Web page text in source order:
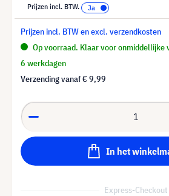
Prijzen incl. BTW.
Prijzen incl. BTW en excl. verzendkosten
Op voorraad. Klaar voor onmiddellijke
6 werkdagen
Verzending vanaf€ 9,99
In het
Express-Checkout